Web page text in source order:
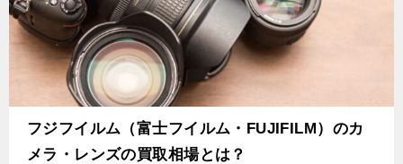
フジフイルム（富士フイルム・FUJIFILM）のカ
メラ・レンズの買取相場とは？